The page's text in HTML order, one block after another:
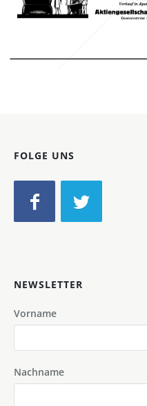
FOLGE UNS
NEWSLETTER
Vorname
Nachname